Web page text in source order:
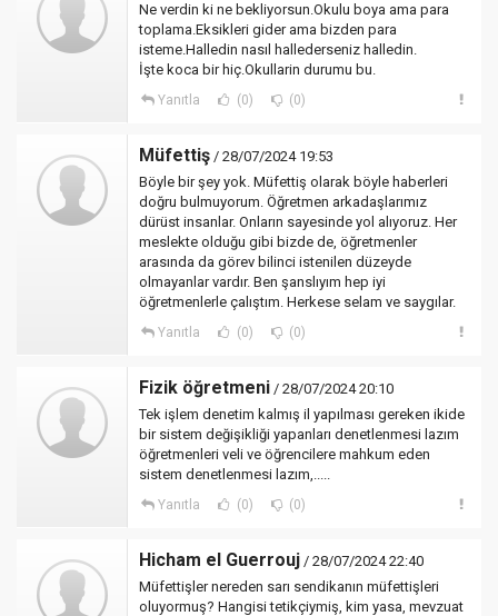
Ne verdin ki ne bekliyorsun.Okulu boya ama para
toplama.Eksikleri gider ama bizden para
isteme.Halledin nasıl hallederseniz halledin.
İşte koca bir hiç.Okullarin durumu bu.
Yanıtla (0) (0)
Müfettiş / 28/07/2024 19:53
Böyle bir şey yok. Müfettiş olarak böyle haberleri
doğru bulmuyorum. Öğretmen arkadaşlarımız
dürüst insanlar. Onların sayesinde yol alıyoruz. Her
meslekte olduğu gibi bizde de, öğretmenler
arasında da görev bilinci istenilen düzeyde
olmayanlar vardır. Ben şanslıyım hep iyi
öğretmenlerle çalıştım. Herkese selam ve saygılar.
Yanıtla (0) (0)
Fizik öğretmeni / 28/07/2024 20:10
Tek işlem denetim kalmış il yapılması gereken ikide
bir sistem değişikliği yapanları denetlenmesi lazım
öğretmenleri veli ve öğrencilere mahkum eden
sistem denetlenmesi lazım,.....
Yanıtla (0) (0)
Hicham el Guerrouj / 28/07/2024 22:40
Müfettişler nereden sarı sendikanın müfettişleri
oluyormuş? Hangisi tetikçiymiş, kim yasa, mevzuat